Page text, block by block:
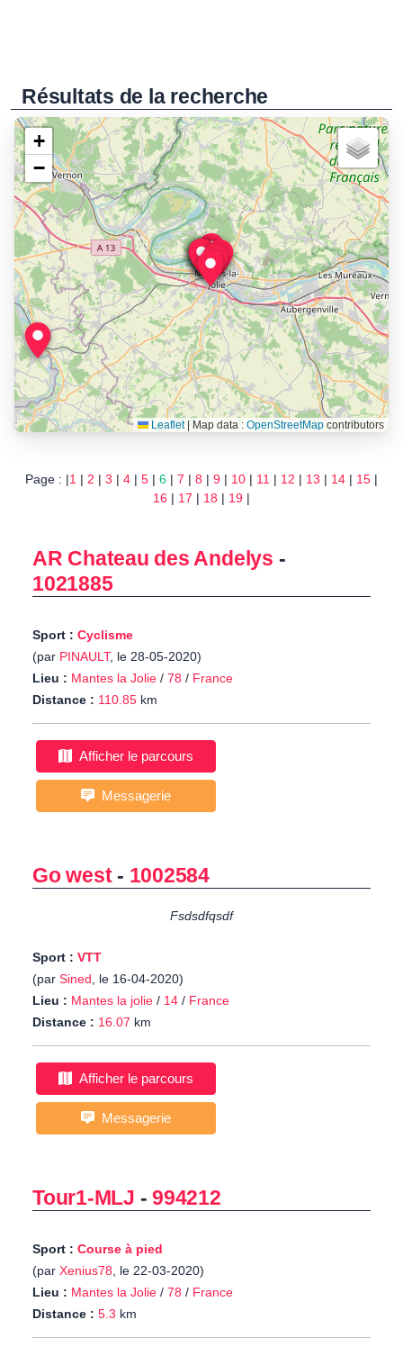
Résultats de la recherche
+
−
Leaflet Map data : OpenStreetMapcontributors
Page : |1 | 2 | 3 | 4 | 5 | 6 | 7 | 8 | 9 | 10 | 11 | 12 | 13 | 14 | 15 |
16 | 17 | 18 | 19 |
AR Chateau des Andelys -
1021885
Sport : Cyclisme
(par PINAULT, le 28-05-2020)
Lieu : Mantes la Jolie / 78 / France
Distance : 110.85 km
Afficher le parcours
Messagerie
Go west- 1002584
Fsdsdfqsdf
Sport : VTT
(par Sined, le 16-04-2020)
Lieu : Mantes la jolie / 14 / France
Distance : 16.07 km
Afficher le parcours
Messagerie
Tour1-MLJ -994212
Sport : Course à pied
(par Xenius78, le 22-03-2020)
Lieu : Mantes la Jolie / 78 / France
Distance : 5.3 km